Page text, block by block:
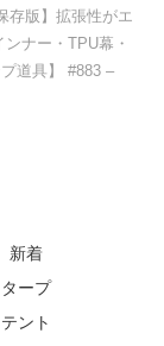
存版】拡張性がエ
ナー・TPU幕・
道具】 #883 –
新着
タープ
テント